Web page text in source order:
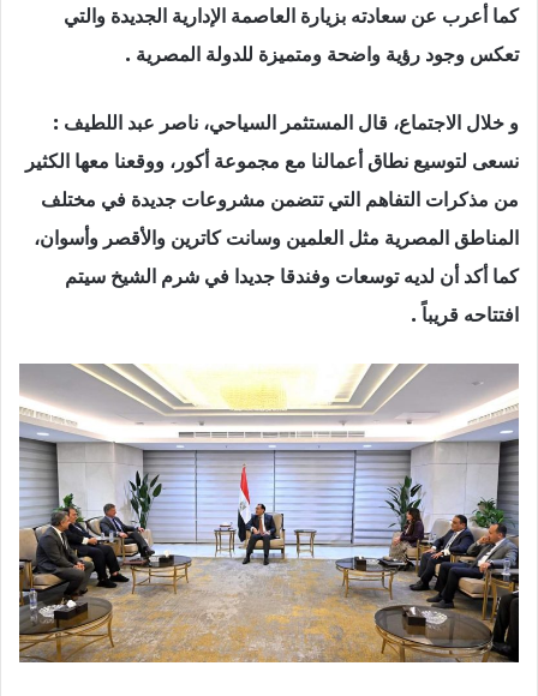
كما أعرب عن سعادته بزيارة العاصمة الإدارية الجديدة والتي
تعكس وجود رؤية واضحة ومتميزة للدولة المصرية .
و خلال الاجتماع، قال المستثمر السياحي، ناصر عبد اللطيف :
نسعى لتوسيع نطاق أعمالنا مع مجموعة أكور، ووقعنا معها الكثير
من مذكرات التفاهم التي تتضمن مشروعات جديدة في مختلف
المناطق المصرية مثل العلمين وسانت كاترين والأقصر وأسوان،
كما أكد أن لديه توسعات وفندقا جديدا في شرم الشيخ سيتم
افتتاحه قريباً .